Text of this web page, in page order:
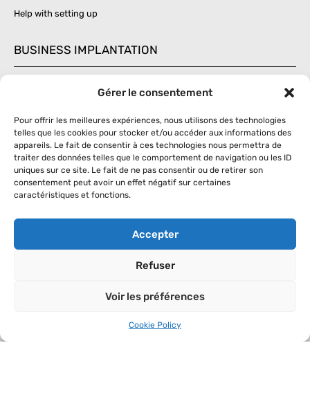
Gérer le consentement
Pour offrir les meilleures expériences, nous utilisons des technologies
telles que les cookies pour stocker et/ou accéder aux informations des
appareils. Le fait de consentir à ces technologies nous permettra de
traiter des données telles que le comportement de navigation ou les ID
uniques sur ce site. Le fait de ne pas consentir ou de retirer son
consentement peut avoir un effet négatif sur certaines
caractéristiques et fonctions.
Accepter
Refuser
Voir les préférences
Cookie Policy
Help with setting up
BUSINESS IMPLANTATION
Businesses in the region
THE CONCEPT
What is a concerted business zone ?